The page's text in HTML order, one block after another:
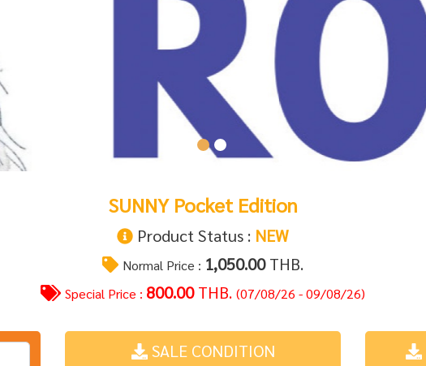
SUNNY Pocket Edition
Product Status : NEW
Normal Price : 1,050.00THB.
Special Price : 800.00THB. (07/08/26 - 09/08/26)
SALE CONDITION